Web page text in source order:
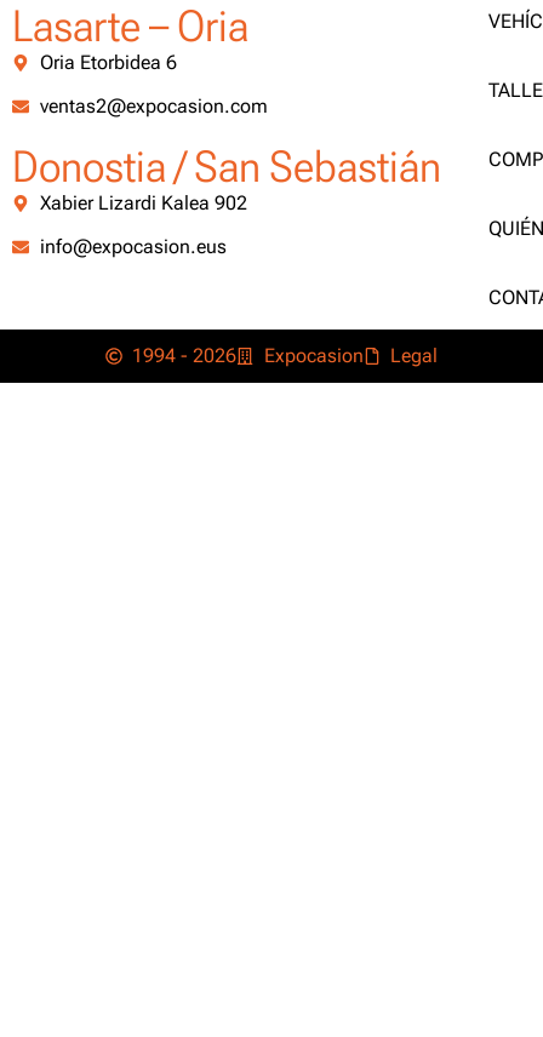
Lasarte – Oria
Oria Etorbidea 6
ventas2@expocasion.com
Donostia / San Sebastián
Xabier Lizardi Kalea 902
info@expocasion.eus
1994 - 2026 Expocasion Legal